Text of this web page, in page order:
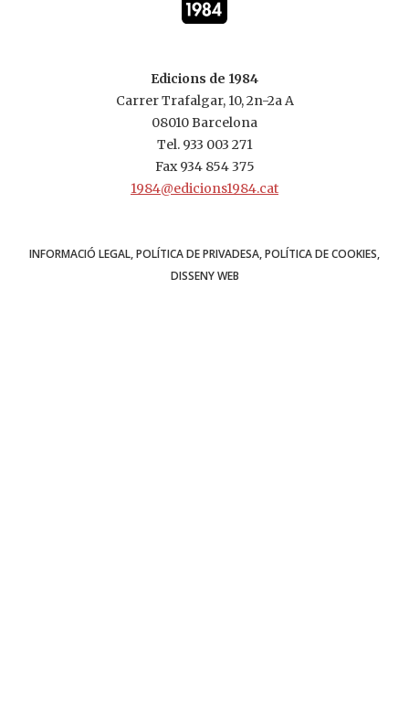
Edicions de 1984
Carrer Trafalgar, 10, 2n-2a A
08010 Barcelona
Tel. 933 003 271
Fax 934 854 375
1984@edicions1984.cat
INFORMACIÓ LEGAL POLÍTICA DE PRIVADESA POLÍTICA DE COOKIES
DISSENY WEB